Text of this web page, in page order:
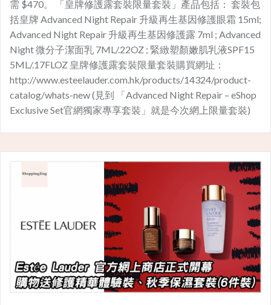
需 $470。 「皇牌修護露套裝限量套裝」產品包括： 套裝包
括皇牌 Advanced Night Repair 升級再生基因修護眼霜 15ml;
Advanced Night Repair 升級再生基因修護露 7ml ; Advanced
Night 微分子潔面乳 7ML/.22OZ ; 緊緻塑顏嫩肌乳液SPF15
5ML/.17FLOZ 皇牌修護露套裝限量套裝購買網址：
http://www.esteelauder.com.hk/products/14324/product-
catalog/whats-new (見到 「Advanced Night Repair – eShop
Exclusive Set官網獨家專享套裝」就是今次網上限量套裝)